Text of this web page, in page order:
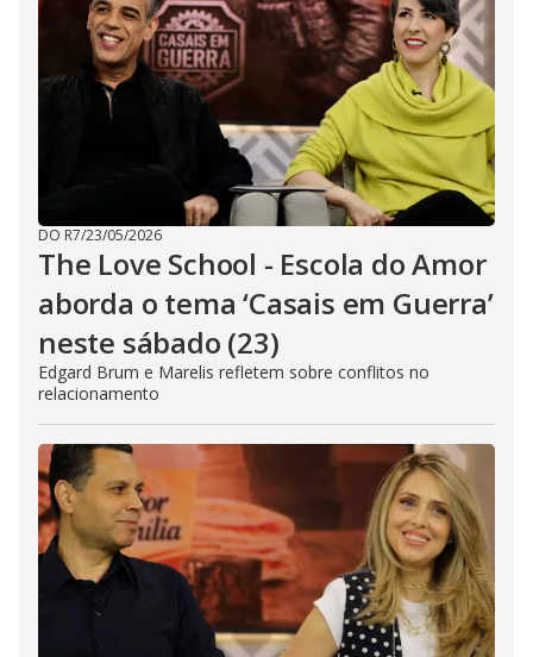
DO R7/23/05/2026
The Love School - Escola do Amor
aborda o tema ‘Casais em Guerra’
neste sábado (23)
Edgard Brum e Marelis refletem sobre conflitos no
relacionamento